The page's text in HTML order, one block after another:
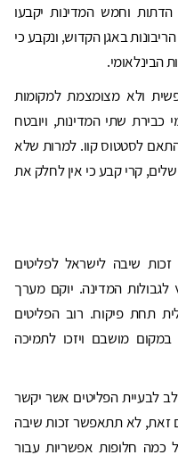
וחמש המדינות יקבעו
באגן הקדוש, ונקבע כי
הבינלאומי.
ולא מצומצמת למקומות
כבירת שתי המדינות, ויובטח
לסטטוס קוו. למרות שלא
קרי קבע כי אין לחלק את
שיבה לישראל לפליטים
לגבולות המדינה. יוקם מערך
תחת פיקוח. רוב הפליטים
במקום מושבם ויזכו לתמיכה
לבעיית הפליטים אשר יקשר
זאת, לא תתאפשר זכות שיבה
כמה חלופות אפשריות עבור